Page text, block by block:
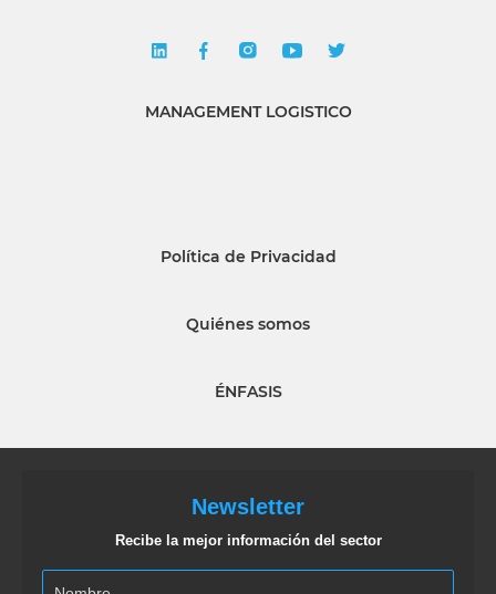
MANAGEMENT LOGISTICO
Política de Privacidad
Quiénes somos
ÉNFASIS
Newsletter
Recibe la mejor información del sector